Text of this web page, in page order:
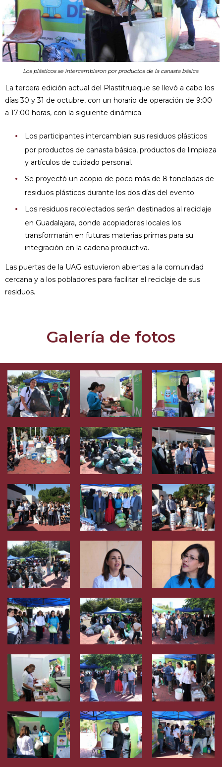
Los plásticos se intercambiaron por productos de la canasta básica.
La tercera edición actual del Plastitrueque se llevó a cabo los
días 30 y 31 de octubre, con un horario de operación de 9:00
a 17:00 horas, con la siguiente dinámica.
Los participantes intercambian sus residuos plásticos
por productos de canasta básica, productos de limpieza
y artículos de cuidado personal.
Se proyectó un acopio de poco más de 8 toneladas de
residuos plásticos durante los dos días del evento.
Los residuos recolectados serán destinados al reciclaje
en Guadalajara, donde acopiadores locales los
transformarán en futuras materias primas para su
integración en la cadena productiva.
Las puertas de la UAG estuvieron abiertas a la comunidad
cercana y a los pobladores para facilitar el reciclaje de sus
residuos.
Galería de fotos